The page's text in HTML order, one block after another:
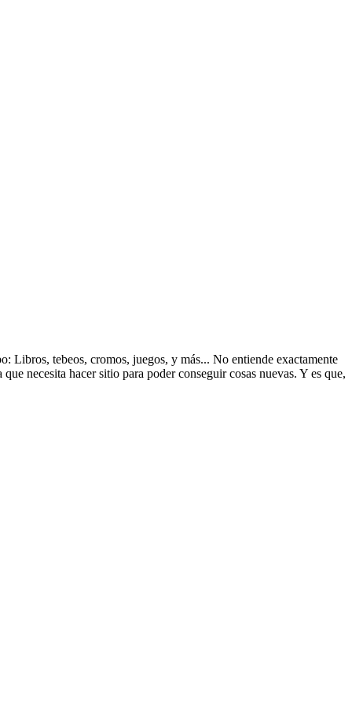
Libros, tebeos, cromos, juegos, y más... No entiende exactamente
necesita hacer sitio para poder conseguir cosas nuevas. Y es que,